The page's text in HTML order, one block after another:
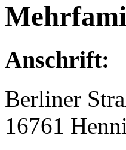
Anschrift:
Berliner
16761